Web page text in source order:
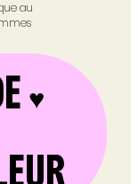
au
♥︎